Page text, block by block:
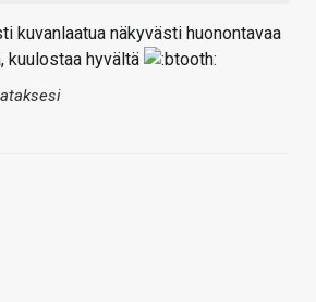
kuvanlaatua näkyvästi huonontavaa
kuulostaa hyvältä